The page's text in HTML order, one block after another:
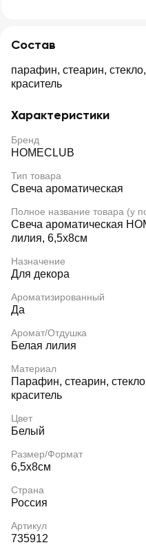
Состав
парафин, стеарин,
краситель
Характеристики
Бренд
HOMECLUB
Тип товара
Свеча ароматическая
Полное название товара (у
Свеча ароматическая
лилия, 6,5х8см
Назначение
Для декора
Ароматизированный
Да
Аромат/Отдушка
Белая лилия
Материал
Парафин, стеарин,
краситель
Цвет
Белый
Размер/Формат
6,5х8см
Страна
Россия
Артикул
735912